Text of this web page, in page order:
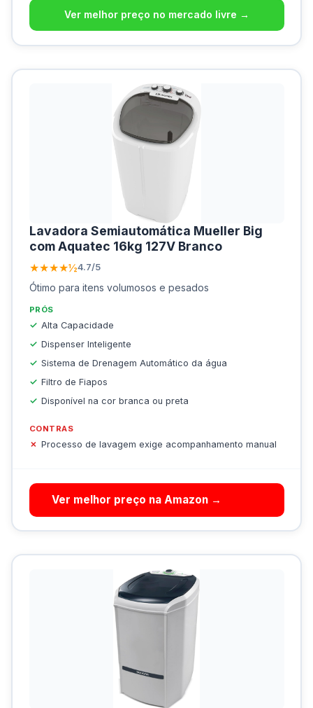
Ver melhor preço no mercado livre →
Lavadora Semiautomática Mueller Big
com Aquatec 16kg 127V Branco
★★★★½4.7/5
Ótimo para itens volumosos e pesados
PRÓS
Alta Capacidade
Dispenser Inteligente
Sistema de Drenagem Automático da água
Filtro de Fiapos
Disponível na cor branca ou preta
CONTRAS
Processo de lavagem exige acompanhamento manual
Ver melhor preço na Amazon →